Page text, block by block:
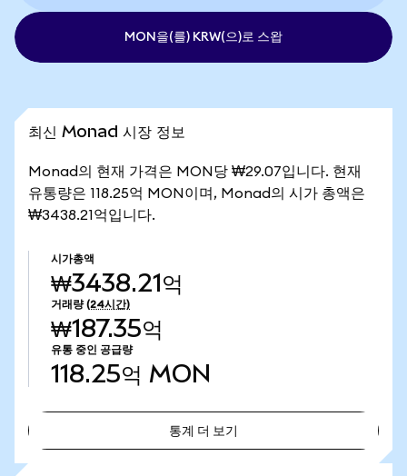
MON을(를) KRW(으)로 스왑
최신 Monad 시장 정보
Monad의 현재 가격은 MON당 ₩29.07입니다. 현재
유통량은 118.25억 MON이며, Monad의 시가 총액은
₩3438.21억입니다.
시가총액
₩3438.21억
거래량 (24시간)
₩187.35억
유통 중인 공급량
118.25억 MON
통계 더 보기